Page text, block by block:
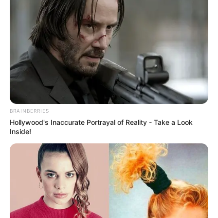
BRAINBERRIES
Hollywood's Inaccurate Portrayal of Reality - Take a Look
Inside!